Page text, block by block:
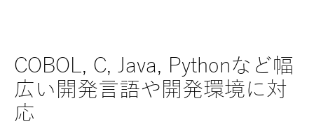
COBOL, C, Java, Pythonなど幅
広い開発言語や開発環境に対
応